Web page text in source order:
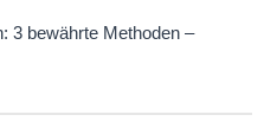
3 bewährte Methoden –